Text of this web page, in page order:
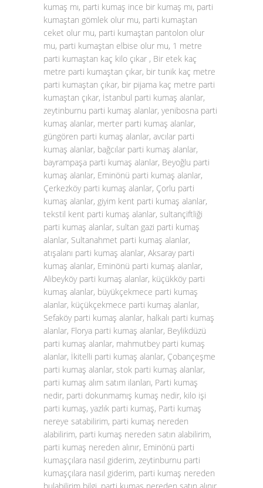
kumaş mı, parti kumaş ince bir kumaş mı, parti
kumaştan gömlek olur mu, parti kumaştan
ceket olur mu, parti kumaştan pantolon olur
mu, parti kumaştan elbise olur mu, 1 metre
parti kumaştan kaç kilo çıkar , Bir etek kaç
metre parti kumaştan çıkar, bir tunik kaç metre
parti kumaştan çıkar, bir pijama kaç metre parti
kumaştan çıkar, İstanbul parti kumaş alanlar,
zeytinburnu parti kumaş alanlar, yenibosna parti
kumaş alanlar, merter parti kumaş alanlar,
güngören parti kumaş alanlar, avcılar parti
kumaş alanlar, bağcılar parti kumaş alanlar,
bayrampaşa parti kumaş alanlar, Beyoğlu parti
kumaş alanlar, Eminönü parti kumaş alanlar,
Çerkezköy parti kumaş alanlar, Çorlu parti
kumaş alanlar, giyim kent parti kumaş alanlar,
tekstil kent parti kumaş alanlar, sultançiftliği
parti kumaş alanlar, sultan gazi parti kumaş
alanlar, Sultanahmet parti kumaş alanlar,
atışalanı parti kumaş alanlar, Aksaray parti
kumaş alanlar, Eminönü parti kumaş alanlar,
Alibeyköy parti kumaş alanlar, küçükköy parti
kumaş alanlar, büyükçekmece parti kumaş
alanlar, küçükçekmece parti kumaş alanlar,
Sefaköy parti kumaş alanlar, halkalı parti kumaş
alanlar, Florya parti kumaş alanlar, Beylikdüzü
parti kumaş alanlar, mahmutbey parti kumaş
alanlar, İkitelli parti kumaş alanlar, Çobançeşme
parti kumaş alanlar, stok parti kumaş alanlar,
parti kumaş alım satım ilanları, Parti kumaş
nedir, parti dokunmamış kumaş nedir, kilo işi
parti kumaş, yazlık parti kumaş, Parti kumaş
nereye satabilirim, parti kumaş nereden
alabilirim, parti kumaş nereden satın alabilirim,
parti kumaş nereden alınır, Eminönü parti
kumaşçılara nasıl giderim, zeytinburnu parti
kumaşçılara nasıl giderim, parti kumaş nereden